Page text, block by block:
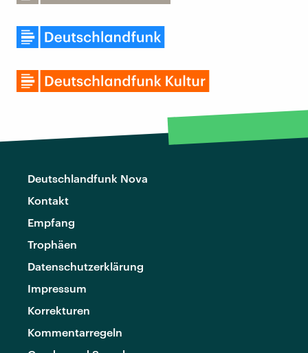
Deutschlandfunk Nova
Kontakt
Empfang
Trophäen
Datenschutzerklärung
Impressum
Korrekturen
Kommentarregeln